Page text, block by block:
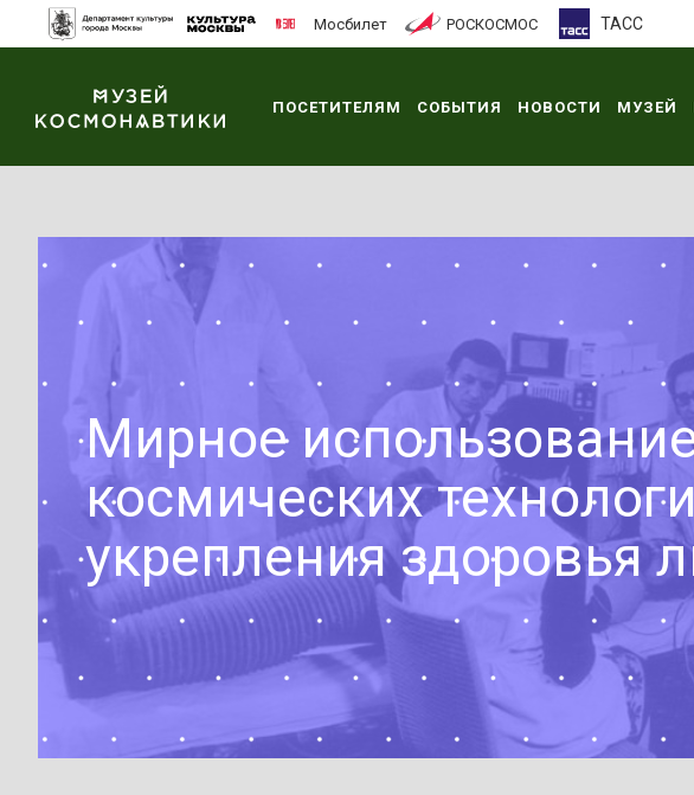
Мосбилет РОСКОСМОС ТАСС
ПОСЕТИТЕЛЯМ СОБЫТИЯ НОВОСТИ МУЗЕЙ
Мирное
космических
укрепления здоровья